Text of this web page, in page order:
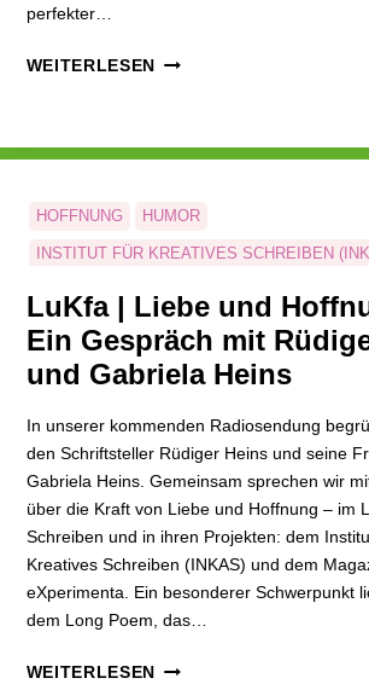
perfekter…
WEITERLESEN
LUKFA
MIT
STRAUCH
HOFFNUNG HUMOR
INSTITUT FÜR KREATIVES SCHREIBEN
LuKfa | Liebe und
Ein Gespräch mit
und Gabriela Heins
In unserer kommenden Radiosendung
den Schriftsteller Rüdiger Heins und seine
Gabriela Heins. Gemeinsam sprechen wir
über die Kraft von Liebe und Hoffnung – im
Schreiben und in ihren Projekten: dem
Kreatives Schreiben (INKAS) und dem
eXperimenta. Ein besonderer Schwerpunkt
dem Long Poem, das…
WEITERLESEN
LUKFA